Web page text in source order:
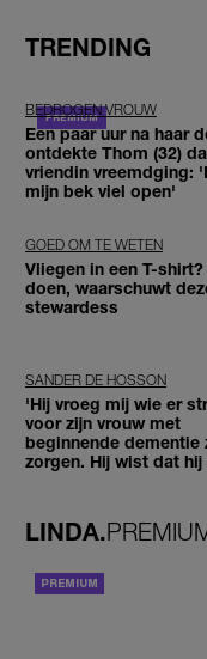
TRENDING
BEDROGEN VROUW
Een paar uur na haar
ontdekte Thom (32)
vriendin vreemdging:
mijn bek viel open'
GOED OM TE WETEN
Vliegen in een T-
doen, waarschuwt
stewardess
SANDER DE HOSSON
'Hij vroeg mij wie er
voor zijn vrouw met
beginnende dementie
zorgen. Hij wist dat hij
LINDA.